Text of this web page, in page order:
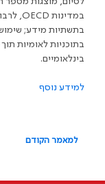
במדינות OECD
,
בתשתיות מידע;
בתוכניות לאומיות
בינלאומיים.
למידע נוסף
למאמר הקודם